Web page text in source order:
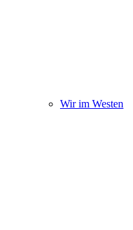
Wir im Westen